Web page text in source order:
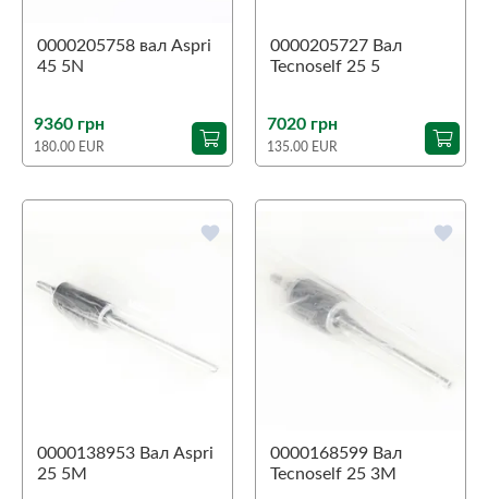
0000205758 вал Aspri
45 5N
9360 грн
180.00 EUR
0000205727 Вал
Tecnoself 25 5
7020 грн
135.00 EUR
favorite
0000138953 Вал Aspri
25 5M
favorite
0000168599 Вал
Tecnoself 25 3M